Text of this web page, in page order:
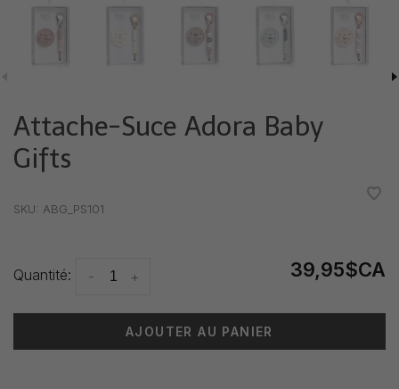
Attache-Suce Adora Baby
Gifts
SKU: ABG_PS101
Quantité: +
- 39,95$CA
AJOUTER AU PANIER